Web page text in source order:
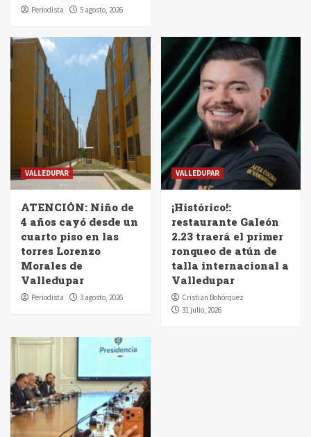
Periodista 5 agosto, 2026
VALLEDUPAR
ATENCIÓN: Niño de
4 años cayó desde un
cuarto piso en las
torres Lorenzo
Morales de
Valledupar
Periodista 3 agosto, 2026
VALLEDUPAR
¡Histórico!:
restaurante Galeón
2.23 traerá el primer
ronqueo de atún de
talla internacional a
Valledupar
Cristian Bohórquez
31 julio, 2026